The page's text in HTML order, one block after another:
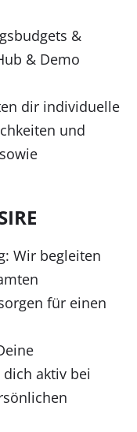
&
& Demo
dir individuelle
und
Wir begleiten
für einen
aktiv bei